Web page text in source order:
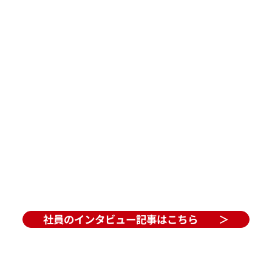
社員のインタビュー記事はこちら ＞